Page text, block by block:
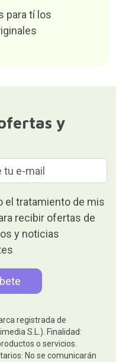
para tí los
y
el tratamiento de mis
recibir ofertas de
y noticias
registrada de
S.L.). Finalidad:
o servicios.
No se comunicarán